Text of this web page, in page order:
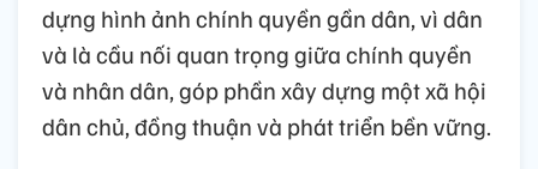
dựng hình ảnh chính quyền gần dân, vì dân
và là cầu nối quan trọng giữa chính quyền
và nhân dân, góp phần xây dựng một xã hội
dân chủ, đồng thuận và phát triển bền vững.